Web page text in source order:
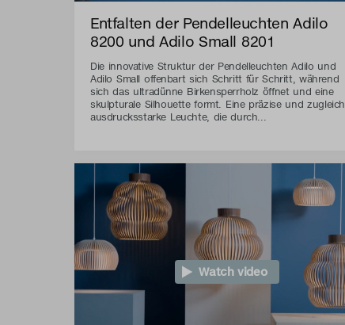
Entfalten der Pendelleuchten Adilo
8200 und Adilo Small 8201
Die innovative Struktur der Pendelleuchten Adilo und
Adilo Small offenbart sich Schritt für Schritt, während
sich das ultradünne Birkensperrholz öffnet und eine
skulpturale Silhouette formt. Eine präzise und zugleich
ausdrucksstarke Leuchte, die durch...
Watch video